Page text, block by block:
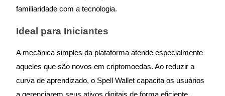
familiaridade com a tecnologia.
Ideal para Iniciantes
A mecânica simples da plataforma atende especialmente
aqueles que são novos em criptomoedas. Ao reduzir a
curva de aprendizado, o Spell Wallet capacita os usuários